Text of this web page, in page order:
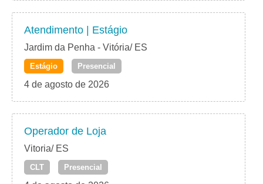
Atendimento | Estágio
Jardim da Penha - Vitória/ ES
Estágio Presencial
4 de agosto de 2026
Operador de Loja
Vitoria/ ES
CLT Presencial